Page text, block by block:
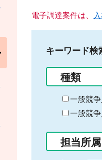
電子調達案件は、
キーワード検
種類
一般競争
一般競争
担当所属